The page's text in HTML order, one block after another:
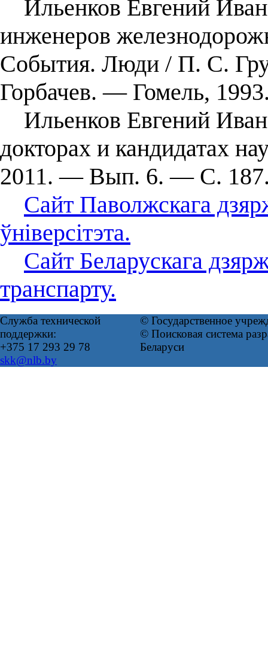
Ильенков Евгений
инженеров
События. Люди / П. С.
Горбачев. — Гомель,
Ильенков Евгений
докторах и кандидатах
2011. — Вып. 6. — С.
Сайт Паволжскага
ўніверсітэта.
Сайт Беларускага
транспарту.
Служба технической
поддержки:
+375 17 293 29 78
skk@nlb.by
© Государственное
© Поисковая система
Беларуси